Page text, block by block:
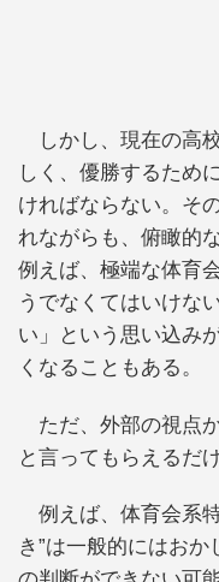
しかし、現在の高
しく、優勝するため
ければならない。そ
れながらも、俯瞰的
例えば、極端な体育
うでなくてはいけな
い」という思い込み
くなることもある。
ただ、外部の視点
と言ってもらえるだ
例えば、体育会系
き”は一般的にはお